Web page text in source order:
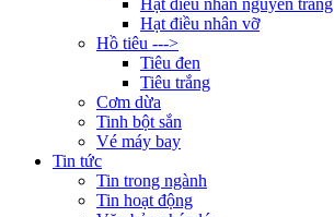
Hạt điều nhân vỡ
Hồ tiêu --->
Tiêu đen
Tiêu trắng
Cơm dừa
Tinh bột sắn
Vé máy bay
Tin tức
Tin trong ngành
Tin hoạt động